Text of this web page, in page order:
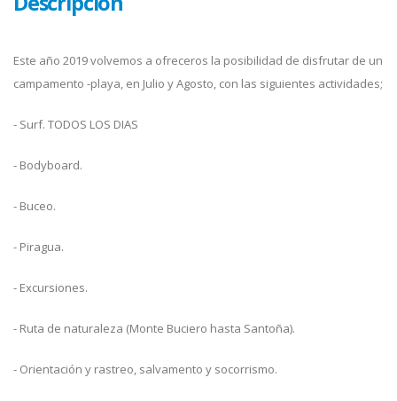
Este año 2019 volvemos a ofreceros la posibilidad de disfrutar de un
campamento -playa, en Julio y Agosto, con las siguientes actividades;
- Surf. TODOS LOS DIAS
- Bodyboard.
- Buceo.
- Piragua.
- Excursiones.
- Ruta de naturaleza (Monte Buciero hasta Santoña).
- Orientación y rastreo, salvamento y socorrismo.